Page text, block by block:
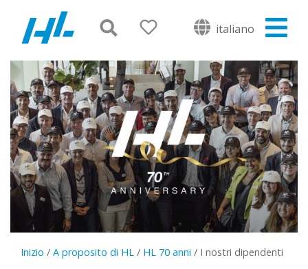
italiano
Inizio / A proposito di HL / HL 70 anni / I nostri dipendenti